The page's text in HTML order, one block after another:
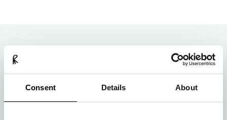
Consent Details About